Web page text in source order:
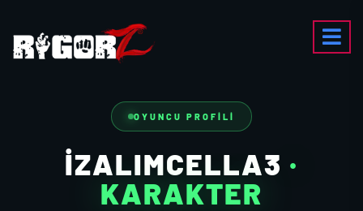
OYUNCU PROFILI
IZALIMCELLA3 ·
KARAKTER